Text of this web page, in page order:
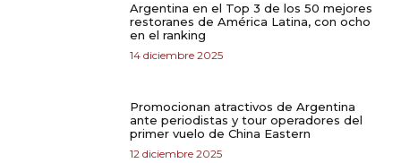
Argentina en el Top 3 de los 50 mejores
restoranes de América Latina, con ocho
en el ranking
14 diciembre 2025
Promocionan atractivos de Argentina
ante periodistas y tour operadores del
primer vuelo de China Eastern
12 diciembre 2025